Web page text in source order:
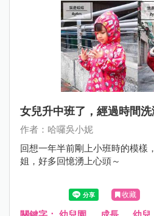
女兒升中班了，經過時間
作者：哈囉吳小妮
回想一年半前剛上小班時的模樣
姐，好多回憶湧上心頭～
收藏